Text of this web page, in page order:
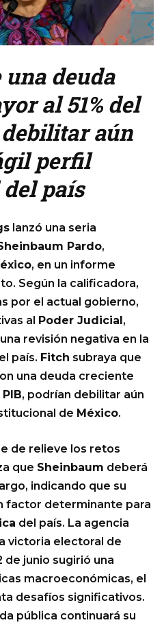
deuda
al 51% del
aún
perfil
país
lanzó una seria
Pardo,
, en un informe
Según la calificadora,
por el actual gobierno,
al Poder Judicial,
revisión negativa en la
país. Fitch subraya que
una deuda creciente
PIB, podrían debilitar aún
de México.
de relieve los retos
que Sheinbaum deberá
indicando que su
factor determinante para
del país. La agencia
victoria electoral de
de junio sugirió una
macroeconómicas, el
desafíos significativos.
pública continuará su